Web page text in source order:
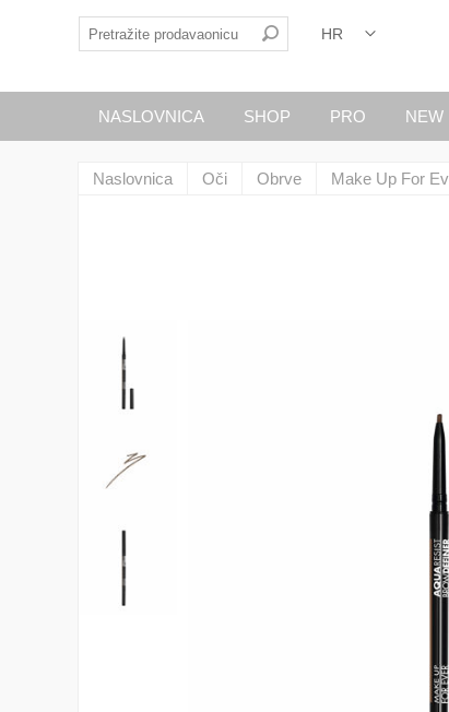
NASLOVNICA SHOP PRO NEW
Naslovnica Oči Obrve Make Up For